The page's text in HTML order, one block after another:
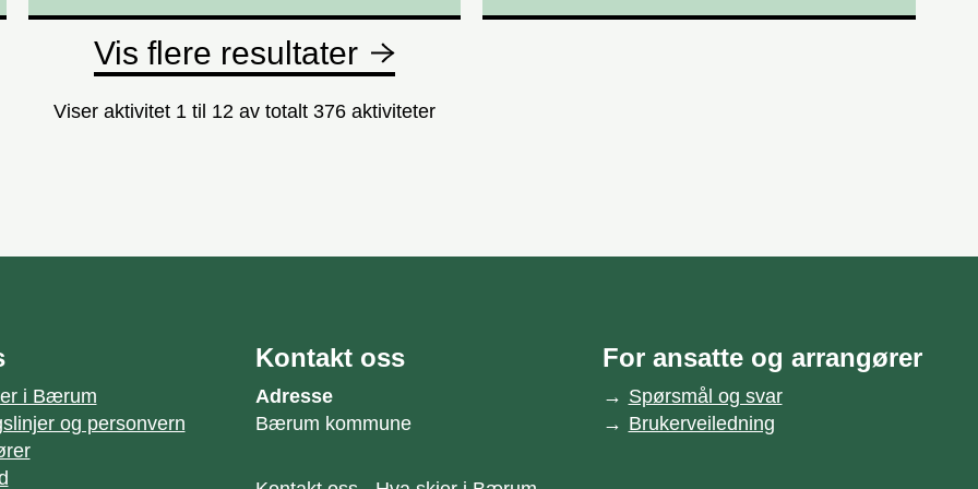
Vis flere resultater
Viser aktivitet 1 til 12 av totalt 376 aktiviteter
i Bærum
og personvern
Kontakt oss
Adresse
Bærum kommune
For ansatte og arrangører
Spørsmål og svar
Brukerveiledning